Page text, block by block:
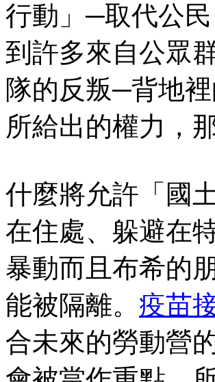
行動」─取代公
到許多來自公眾
隊的反叛─背地
所給出的權力，
什麼將允許「國
在住處、躲避在
暴動而且布希的
能被隔離。 疫苗
合未來的勞動營